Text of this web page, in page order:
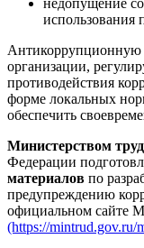
использования
Антикоррупционную
организации,
противодействия
форме локальных
обеспечить
Министерством
Федерации
материалов по
предупреждению
официальном сайте
(https://mintrud.gov.ru/